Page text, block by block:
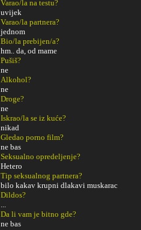
Varao/la na testu?
uvijek
Varao/la partnera?
jednom
Bio/la prebijen/a?
hm.. da, od mame
Pušiš?
ne
Alkohol?
ne
Droge?
ne
Iskrao/la se iz kuće?
nikad
Gledao porno film?
ne bas
Seksualno opredeljenje?
Hetero
Tip seksualnog partnera?
bilo kakav krupni dlakavi muskarac
Dildos?
...
Da li vam je bitno gde?
ne bas